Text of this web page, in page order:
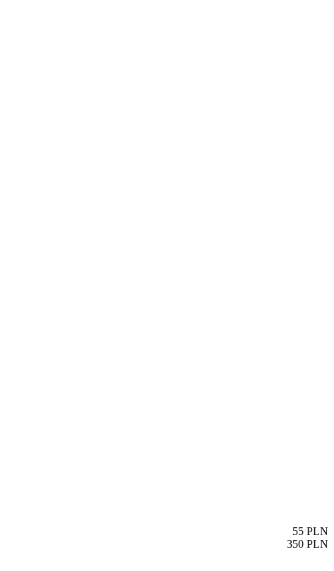
55 PLN
350 PLN